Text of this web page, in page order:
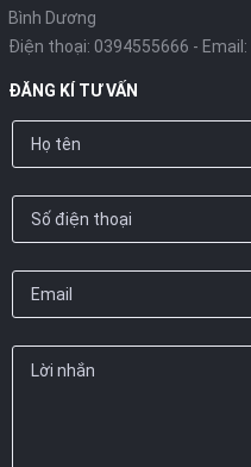
Bình Dương
Điện thoại: 0394555666 - Email:
ĐĂNG KÍ TƯ VẤN